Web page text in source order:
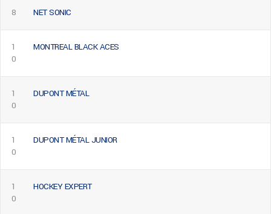
8 NET SONIC
1
0
MONTREAL BLACK ACES
1
0
DUPONT MÉTAL
1
0
DUPONT MÉTAL JUNIOR
1
0
HOCKEY EXPERT